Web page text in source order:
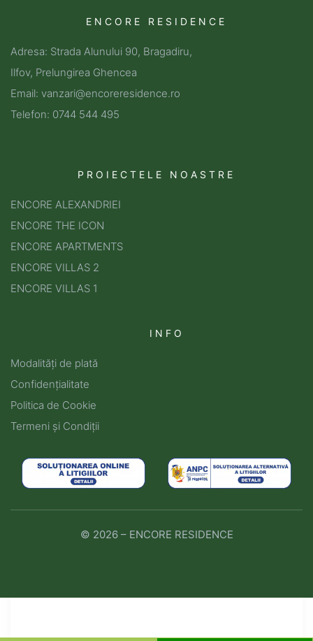
ENCORE RESIDENCE
Adresa: Strada Alunului 90, Bragadiru,
Ilfov, Prelungirea Ghencea
Email: vanzari@encoreresidence.ro
Telefon: 0744 544 495
PROIECTELE NOASTRE
ENCORE ALEXANDRIEI
ENCORE THE ICON
ENCORE APARTMENTS
ENCORE VILLAS 2
ENCORE VILLAS 1
INFO
Modalități de plată
Confidențialitate
Politica de Cookie
Termeni și Condiții
© 2026 – ENCORE RESIDENCE